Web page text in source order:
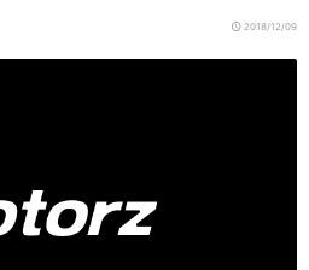
2018/12/09